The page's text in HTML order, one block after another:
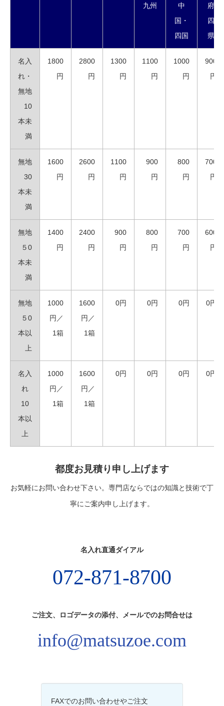
九州
中
国・
四国
府
四
県
名入
れ・
無地
10
本未
満
1800
円
2800
円
1300
円
1100
円
1000
円
900
円
無地
30
本未
満
1600
円
2600
円
1100
円
900
円
800
円
700
円
無地
５0
本未
満
1400
円
2400
円
900
円
800
円
700
円
600
円
無地
５0
本以
上
1000
円／
1箱
1600
円／
1箱
0円 0円 0円 0円
名入
れ
10
本以
上
1000
円／
1箱
1600
円／
1箱
0円 0円 0円 0円
都度お見積り申し上げます
お気軽にお問い合わせ下さい。専門店ならではの知識と技術で丁
寧にご案内申し上げます。
名入れ直通ダイアル
072-871-8700
ご注文、ロゴデータの添付、メールでのお問合せは
info@matsuzoe.com
FAXでのお問い合わせやご注文